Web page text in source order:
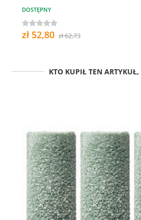
DOSTĘPNY
zł 52,80 zł 62,73
KTO KUPIŁ TEN